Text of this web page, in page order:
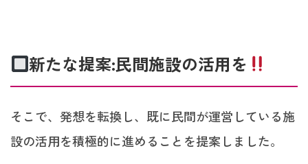
新たな提案:民間施設の活用を
そこで、発想を転換し、既に民間が運営している施
設の活用を積極的に進めることを提案しました。